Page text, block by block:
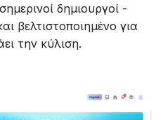
δημιουργοί -
βελτιστοποιημένο για
την κύλιση.